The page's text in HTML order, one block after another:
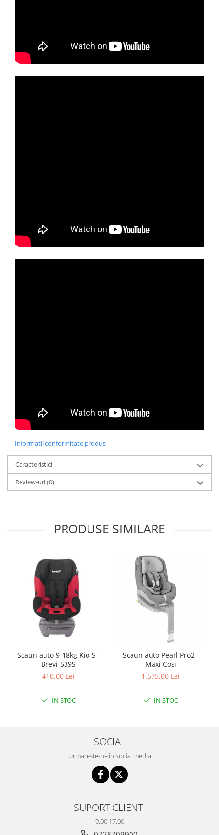
Informatii conformitate produs
Caracteristici
Review-uri(0)
PRODUSE SIMILARE
Scaun auto 9-18kg Kio-S -
Brevi-539S
410,00 Lei
IN STOC
Scaun auto Pearl Pro2 -
Maxi Cosi
1.575,00 Lei
IN STOC
SOCIAL
Urmareste-ne in social media
SUPORT CLIENTI
9.00-17.00